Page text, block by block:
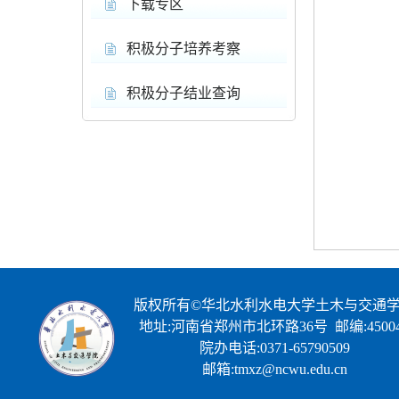
下载专区
积极分子培养考察
积极分子结业查询
版权所有©华北水利水电大学土木与交通
地址:河南省郑州市北环路36号 邮编
院办电话:0371-65790509
邮箱:tmxz@ncwu.edu.cn